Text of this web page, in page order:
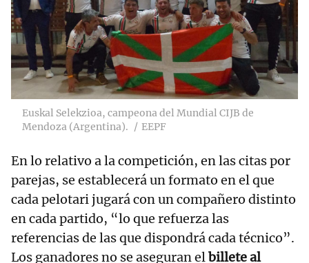
Euskal Selekzioa, campeona del Mundial CIJB de
Mendoza (Argentina).
EEPF
En lo relativo a la competición, en las citas por
parejas, se establecerá un formato en el que
cada pelotari jugará con un compañero distinto
en cada partido, “lo que refuerza las
referencias de las que dispondrá cada técnico”.
Los ganadores no se aseguran elbillete al